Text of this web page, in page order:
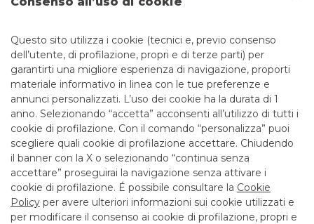
TUTTI I CONTATTI
LINK UTILI
CONTATTI E FILIALI
LAVORA CON NOI
TERZO SETTORE
SICUREZZA
Questo sito utilizza i cookie (tecnici e, previo consenso
dell’utente, di profilazione, propri e di terze parti) per
garantirti una migliore esperienza di navigazione, proporti
materiale informativo in linea con le tue preferenze e
annunci personalizzati. L’uso dei cookie ha la durata di 1
anno. Selezionando “accetta” acconsenti all’utilizzo di tutti i
cookie di profilazione. Con il comando “personalizza” puoi
scegliere quali cookie di profilazione accettare. Chiudendo
il banner con la X o selezionando “continua senza
accettare” proseguirai la navigazione senza attivare i
cookie di profilazione. É possibile consultare la Cookie
Policy per avere ulteriori informazioni sui cookie utilizzati e
per modificare il consenso ai cookie di profilazione, propri e